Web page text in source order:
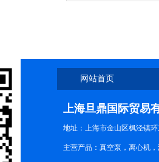
网站首页
上海旦鼎国际贸易
地址：上海市金山区枫泾镇
主营产品：真空泵，离心机